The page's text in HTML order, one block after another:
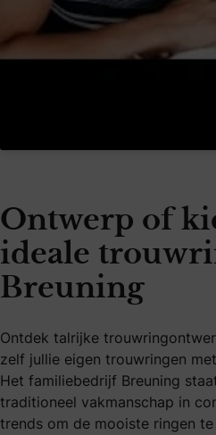
Ontwerp of
ideale
Breuning
Ontdek talrijke
zelf jullie eigen trouwringen
Het familiebedrijf Breuning
traditioneel vakmanschap in
trends om de mooiste ringen